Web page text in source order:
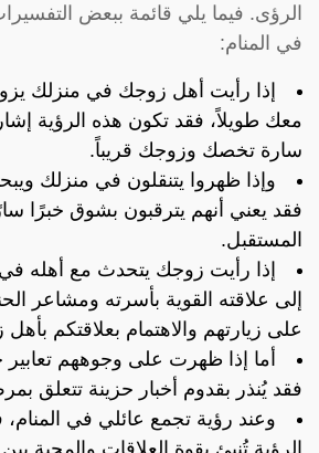
الرؤى. فيما يلي قائمة ببعض
في المنام:
إذا رأيت أهل زوجك في منزلك
معك طويلاً، فقد تكون هذه الرؤية
سارة تخصك وزوجك قريباً.
وإذا ظهروا يتنقلون في منزلك
فقد يعني أنهم يترقبون بشوق خبرًا
المستقبل.
إذا رأيت زوجك يتحدث مع أهله في
إلى علاقته القوية بأسرته ومشاعر
على زيارتهم والاهتمام بعلاقتكم
أما إذا ظهرت على وجوههم تعابير
فقد يُنذر بقدوم أخبار حزينة تتعلق
وعند رؤية تجمع عائلي في
الرؤية تُنبئ بقوة العلاقات والمحبة